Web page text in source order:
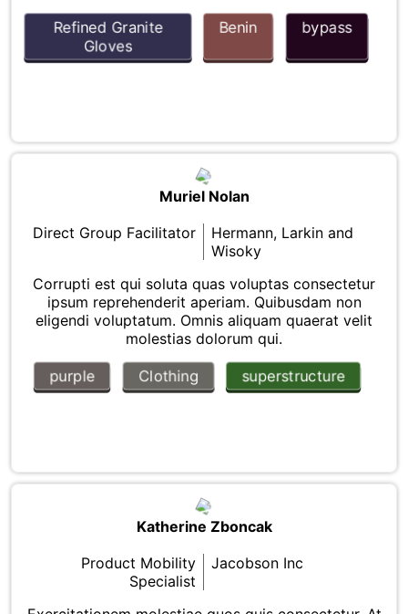
Refined Granite
Gloves
Benin bypass
Muriel Nolan
Direct Group Facilitator
Hermann, Larkin and
Wisoky
Corrupti est qui soluta quas voluptas consectetur
ipsum reprehenderit aperiam. Quibusdam non
eligendi voluptatum. Omnis aliquam quaerat velit
molestias dolorum qui.
purple Clothing superstructure
Katherine Zboncak
Product Mobility
Specialist
Jacobson Inc